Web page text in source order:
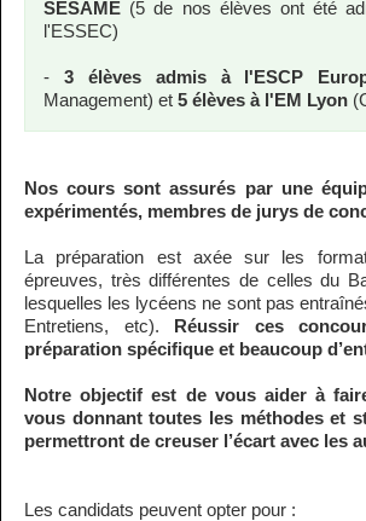
SÉSAME (5 de nos élèves ont été
l'ESSEC)
-3 élèves admis à l'ESCP
Management) et 5 élèves à l'EM Lyon
Nos cours sont assurés par une
expérimentés, membres de jurys de
La préparation est axée sur les
épreuves, très différentes de celles du
lesquelles les lycéens ne sont pas
Entretiens, etc).
Réussir ces
préparation spécifique et beaucoup
Notre objectif est de vous aider à
vous donnant toutes les méthodes et
permettront de creuser l’écart avec les
Les candidats peuvent opter pour :